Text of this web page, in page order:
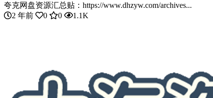
夸克网盘资源汇总贴：https://www.dhzyw.com/archives...
2 年前
0 0 1.1K